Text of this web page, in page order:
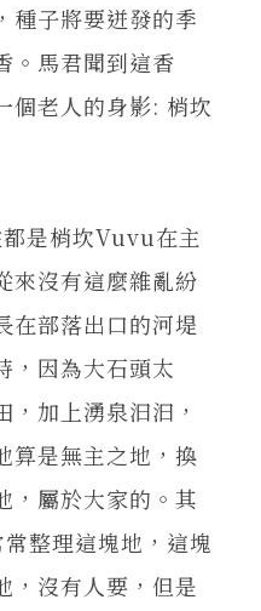
種子將要迸發的季
。馬君聞到這香
個老人的身影: 梢坎
是梢坎Vuvu在主
來沒有這麼雜亂紛
在部落出口的河堤
，因為大石頭太
加上湧泉汩汩，
算是無主之地，換
，屬於大家的。其
整理這塊地，這塊
，沒有人要，但是